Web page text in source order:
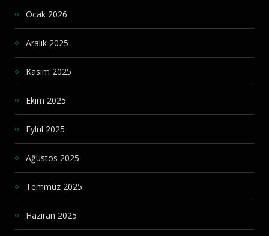
Ocak 2026
Aralık 2025
Kasım 2025
Ekim 2025
Eylül 2025
Ağustos 2025
Temmuz 2025
Haziran 2025